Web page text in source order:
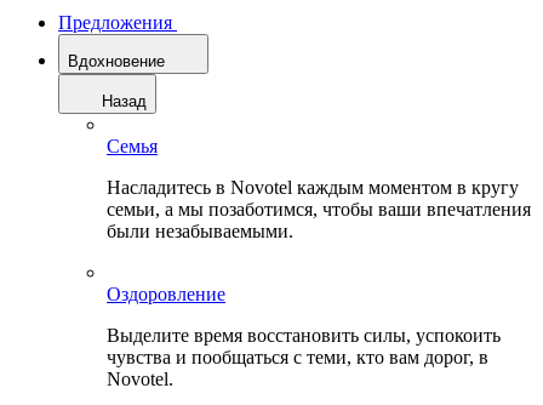
Предложения
Вдохновение
Назад
Семья
Насладитесь в Novotel каждым моментом в кругу
семьи, а мы позаботимся, чтобы ваши впечатления
были незабываемыми.
Оздоровление
Выделите время восстановить силы, успокоить
чувства и пообщаться с теми, кто вам дорог, в
Novotel.